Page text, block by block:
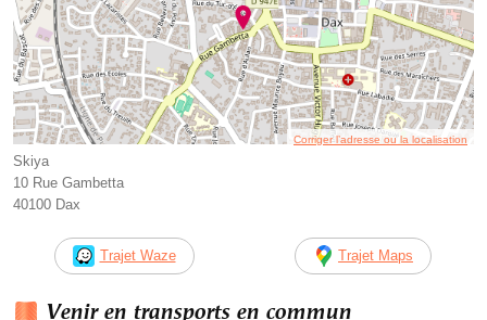
Corriger l’adresse ou la localisation
Skiya
10 Rue Gambetta
40100 Dax
Trajet Waze Trajet Maps
Venir en transports en commun